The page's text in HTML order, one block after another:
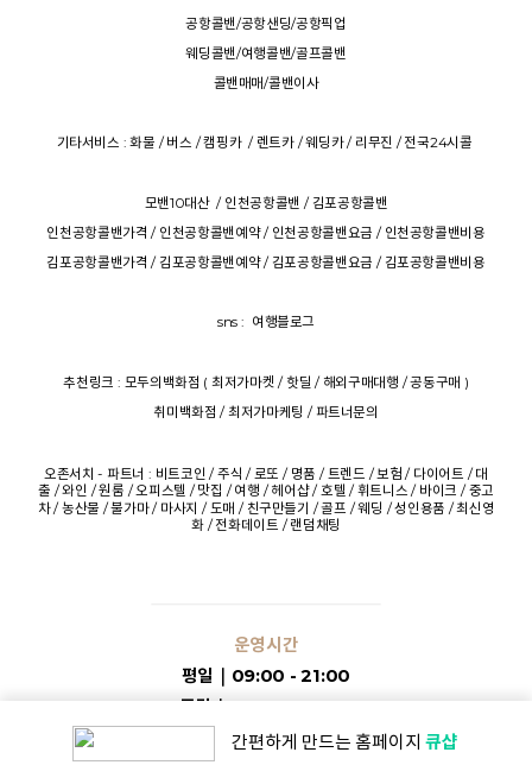
공항콜밴/공항샌딩/공항픽업
웨딩콜밴/여행콜밴/골프콜밴
콜밴매매/콜밴이사
기타서비스 :화물 / 버스 /캠핑카/ 렌트카/웨딩카/ 리무진 / 전국24시콜
모밴10대산/ 인천공항콜밴 / 김포공항콜밴
인천공항콜밴가격 / 인천공항콜밴예약/ 인천공항콜밴요금 / 인천공항콜밴비용
김포공항콜밴가격 / 김포공항콜밴예약/ 김포공항콜밴요금 / 김포공항콜밴비용
sns : 여행블로그
추천링크 : 모두의백화점 (최저가마켓 / 핫딜 /해외구매대행 /공동구매 )
취미백화점 /최저가마케팅 /파트너문의
오존서치 - 파트너 : 비트코인 /주식 / 로또 / 명품 / 트렌드 /보험 / 다이어트 /대
출 /와인 /원룸 /오피스텔 /맛집 /여행 /헤어샵 /호텔 /휘트니스 / 바이크 /중고
차 /농산물 /불가마 / 마사지 / 도매 / 친구만들기 /골프 /웨딩 /성인용품 /최신영
화/전화데이트 /랜덤채팅
운영시간
평일｜09:00 - 21:00
주말｜09:00 - 20:00
간편하게 만드는 홈페이지 큐샵